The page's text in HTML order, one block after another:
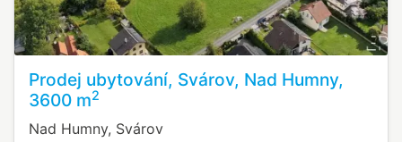
Prodej ubytování, Svárov, Nad Humny,
3600 m2
Nad Humny, Svárov